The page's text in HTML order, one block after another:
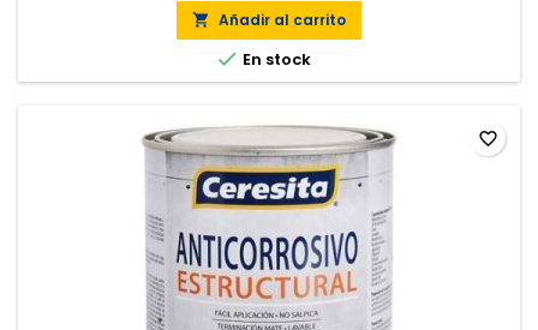
 Añadir al carrito
 En stock
favorite_border